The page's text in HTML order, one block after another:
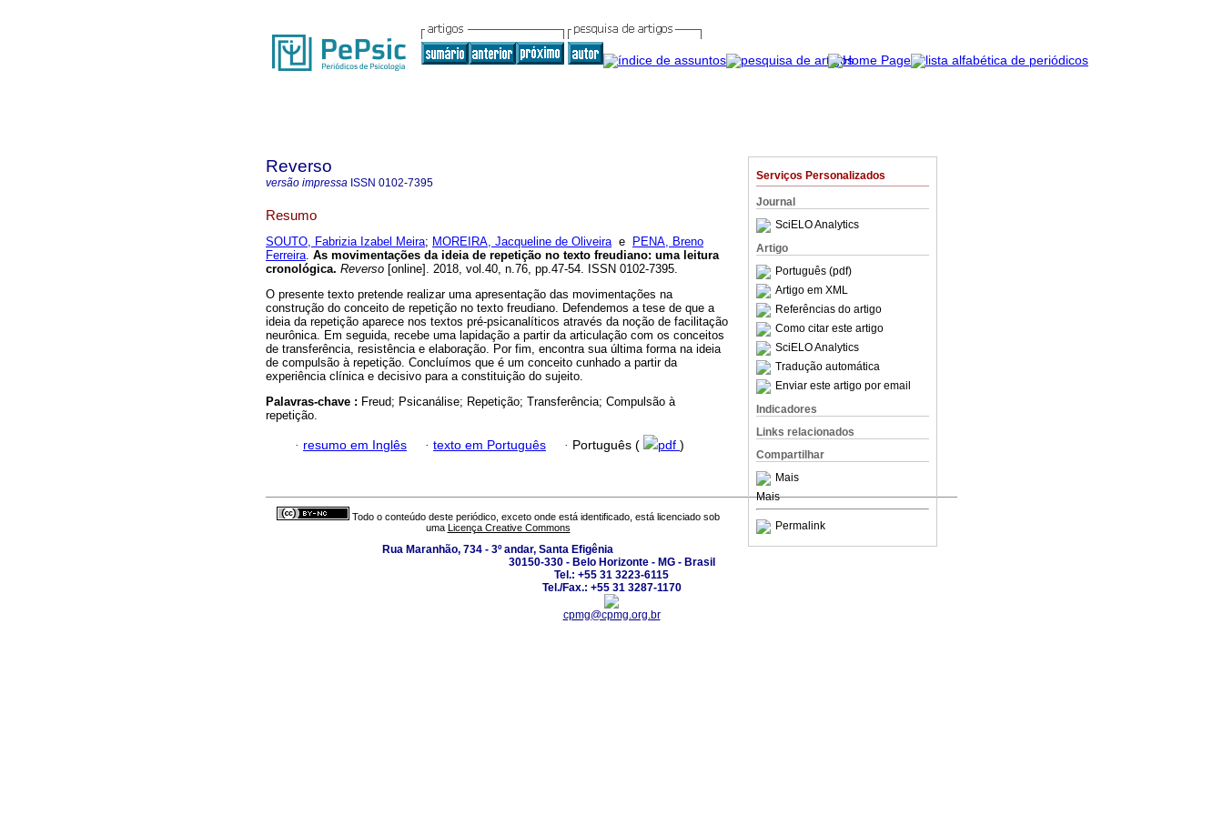
Serviços Personalizados
Journal
SciELO Analytics
Artigo
Português (pdf)
Artigo em XML
Referências do artigo
Como citar este artigo
SciELO Analytics
Tradução automática
Enviar este artigo por email
Indicadores
Links relacionados
Compartilhar
Mais
Mais
Permalink
Reverso
versão impressa ISSN 0102-7395
Resumo
SOUTO, Fabrizia Izabel Meira; MOREIRA, Jacqueline de Oliveirae
PENA, Breno
Ferreira. As movimentações da ideia de repetição no texto freudiano: uma leitura
cronológica. Reverso [online]. 2018, vol.40, n.76, pp.47-54. ISSN 0102-7395.
O presente texto pretende realizar uma apresentação das movimentações na
construção do conceito de repetição no texto freudiano. Defendemos a tese de que a
ideia da repetição aparece nos textos pré-psicanalíticos através da noção de facilitação
neurônica. Em seguida, recebe uma lapidação a partir da articulação com os conceitos
de transferência, resistência e elaboração. Por fim, encontra sua última forma na ideia
de compulsão à repetição. Concluímos que é um conceito cunhado a partir da
experiência clínica e decisivo para a constituição do sujeito.
Palavras-chave : Freud; Psicanálise; Repetição; Transferência; Compulsão à
repetição.
· resumo em Inglês · texto em Português · Português ( pdf )
Todo o conteúdo deste periódico, exceto onde está identificado, está licenciado sob
uma Licença Creative Commons
Rua Maranhão, 734 - 3º andar, Santa Efigênia
30150-330 - Belo Horizonte - MG - Brasil
Tel.: +55 31 3223-6115
Tel./Fax.: +55 31 3287-1170
cpmg@cpmg.org.br